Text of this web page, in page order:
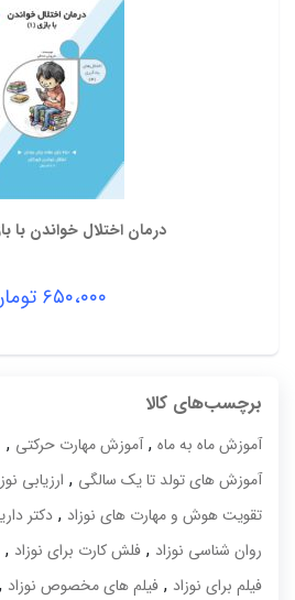
درمان اختلال خواندن با
۶۵۰،۰۰۰
برچسب‌های کالا
آموزش ماه به ماه ,آموزش مهارت حرکتی ,
آموزش های تولد تا یک سالگی , ارزیابی
تقویت هوش و مهارت های نوزاد , دکتر
روان شناسی نوزاد , فلش کارت برای نوزاد ,
فیلم برای نوزاد , فیلم های مخصوص نوزاد ,